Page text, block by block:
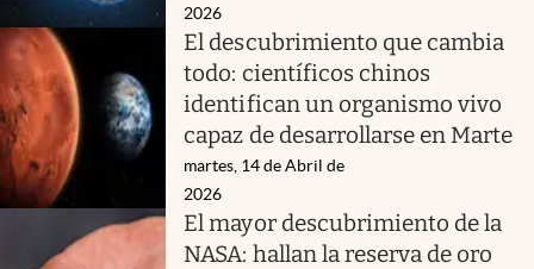
2026
El descubrimiento que cambia
todo: científicos chinos
identifican un organismo vivo
capaz de desarrollarse en Marte
martes, 14 de Abril de
2026
El mayor descubrimiento de la
NASA: hallan la reserva de oro